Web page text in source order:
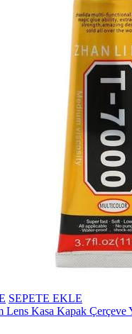
SEPETE EKLE
Kasa Kapak Çerçeve